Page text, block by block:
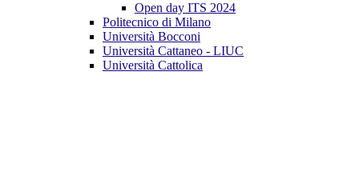
Open day ITS 2024
Politecnico di Milano
Università Bocconi
Università Cattaneo - LIUC
Università Cattolica